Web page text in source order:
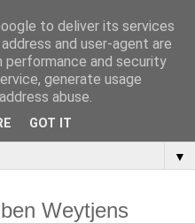
▼
Weytjens
to deliver its services
and user-agent are
performance and security
generate usage
abuse.
GOT IT